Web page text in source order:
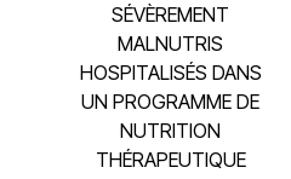
SÉVÈREMENT
MALNUTRIS
HOSPITALISÉS DANS
UN PROGRAMME DE
NUTRITION
THÉRAPEUTIQUE